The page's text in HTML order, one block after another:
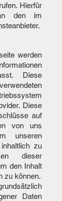
Hierfür
den im
werden
Diese
Diese
auf
von uns
unseren
zu
dieser
den Inhalt
zu können.
Daten